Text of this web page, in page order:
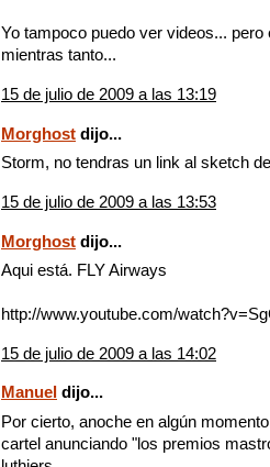
Yo tampoco puedo ver videos... pero
mientras tanto...
15 de julio de 2009 a las 13:19
Morghost dijo...
Storm, no tendras un link al sketch
15 de julio de 2009 a las 13:53
Morghost dijo...
Aqui está. FLY Airways
http://www.youtube.com/
15 de julio de 2009 a las 14:02
Manuel dijo...
Por cierto, anoche en algún
cartel anunciando "los premios